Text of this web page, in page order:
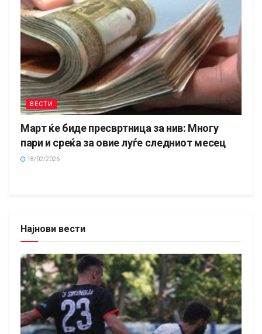
ВЕСТИ
Март ќе биде пресвртница за нив: Многу
пари и среќа за овие луѓе следниот месец
18/02/2026
Најнови вести